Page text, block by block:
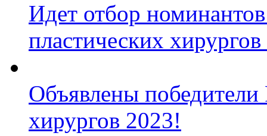
Идет отбор
пластических
Объявлены
хирургов 2023!